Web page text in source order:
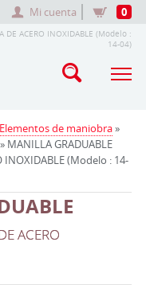
Mi cuenta 0
DE ACERO INOXIDABLE (Modelo :
14-04)
Elementos de maniobra»
MANILLA GRADUABLE
INOXIDABLE (Modelo : 14-
ACERO